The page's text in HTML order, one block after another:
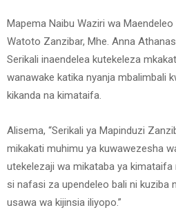
Mapema Naibu Waziri wa
Watoto Zanzibar, Mhe. Anna
Serikali inaendelea kutekeleza
wanawake katika nyanja mbalimbali
kikanda na kimataifa.
Alisema, “Serikali ya Mapinduzi
mikakati muhimu ya kuwawezesha
utekelezaji wa mikataba ya kimataifa
si nafasi za upendeleo bali ni kuziba
usawa wa kijinsia iliyopo.”